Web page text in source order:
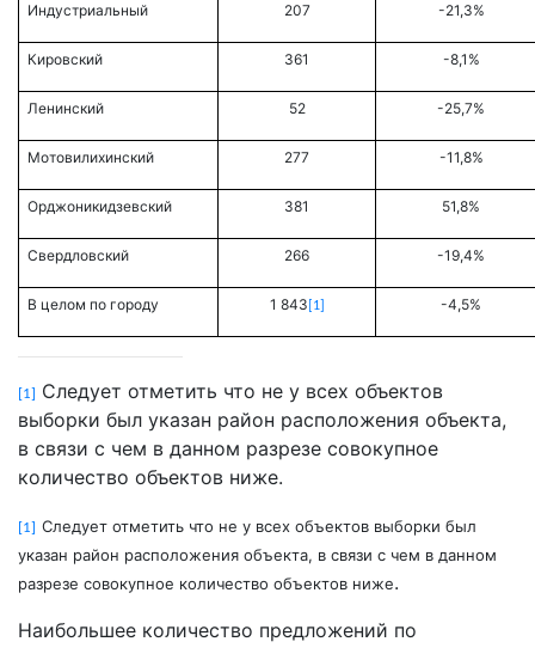
Индустриальный 207 -21,3%
Кировский 361 -8,1%
Ленинский 52 -25,7%
Мотовилихинский 277 -11,8%
Орджоникидзевский 381 51,8%
Свердловский 266 -19,4%
В целом по городу 1 843 [1] -4,5%
[1]
Следует отметить что не у всех объектов
выборки был указан район расположения объекта,
в связи с чем в данном разрезе совокупное
количество объектов ниже.
[1]
Следует отметить что не у всех объектов выборки был
указан район расположения объекта, в связи с чем в данном
разрезе совокупное количество объектов ниже.
Наибольшее количество предложений по